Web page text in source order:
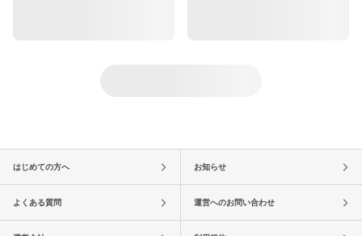
はじめての方へ お知らせ
よくある質問 運営へのお問い合わせ